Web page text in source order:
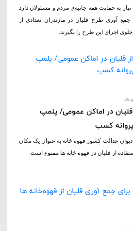
به حمایت همه جانبه‌ی مردم و مسئولان دارد
آوری طرح قلیان در مازندران تعدادی از
اجرای این طرح را بگیرند.
داد:
در اماکن عمومی/ پلمپ
کسب
دیوان عدالت کشور قهوه خانه به عنوان یک مکان
از قلیان در قهوه خانه ها ممنوع است.